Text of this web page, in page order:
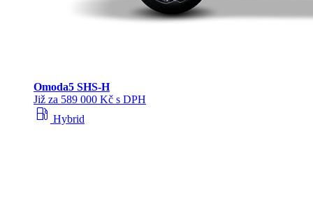
Omoda5 SHS‑H
Již za 589 000 Kč s DPH
local_gas_station Hybrid